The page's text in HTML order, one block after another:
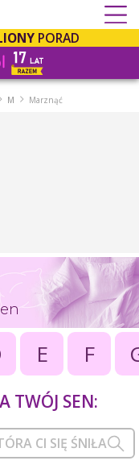
PORAD
M Marznąć
E F
TWÓJ SEN: